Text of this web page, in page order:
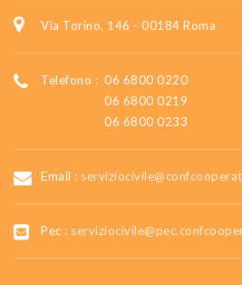
Via Torino, 146 - 00184 Roma
Telefono : 06 6800 0220
06 6800 0219
06 6800 0233
Email :
Pec :